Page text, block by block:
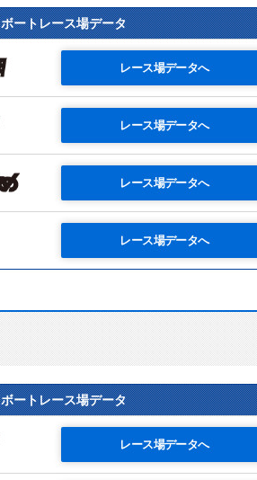
ボートレース場データ
レース場データへ
レース場データへ
レース場データへ
レース場データへ
ボートレース場データ
レース場データへ